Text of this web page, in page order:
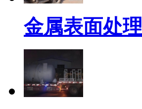
金属表面处理